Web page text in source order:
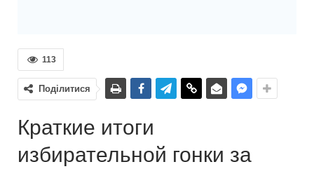
113
Поділитися
Краткие итоги
избирательной гонки за